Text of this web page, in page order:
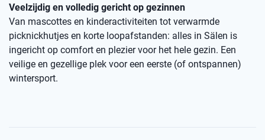
Veelzijdig en volledig gericht op gezinnen
Van mascottes en kinderactiviteiten tot verwarmde
picknickhutjes en korte loopafstanden: alles in Sälen is
ingericht op comfort en plezier voor het hele gezin. Een
veilige en gezellige plek voor een eerste (of ontspannen)
wintersport.